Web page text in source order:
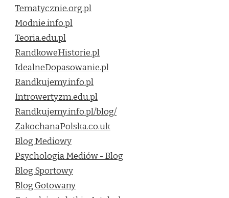
Tematycznie.org.pl
Modnie.info.pl
Teoria.edu.pl
RandkoweHistorie.pl
IdealneDopasowanie.pl
Randkujemy.info.pl
Introwertyzm.edu.pl
Randkujemy.info.pl/blog/
ZakochanaPolska.co.uk
Blog Mediowy
Psychologia Mediów - Blog
Blog Sportowy
Blog Gotowany